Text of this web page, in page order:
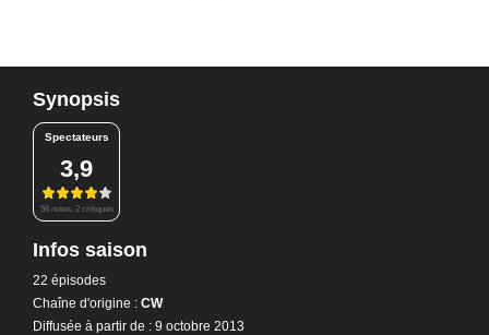
Synopsis
Spectateurs
3,9
56 notes, 2 critiques
Infos saison
22 épisodes
Chaîne d'origine : CW
Diffusée à partir de : 9 octobre 2013